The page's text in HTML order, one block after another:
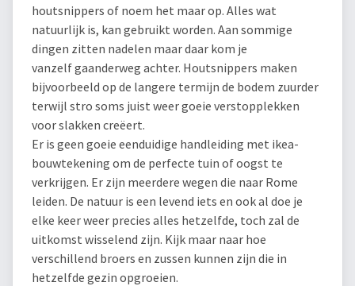
houtsnippers of noem het maar op. Alles wat
natuurlijk is, kan gebruikt worden. Aan sommige
dingen zitten nadelen maar daar kom je
vanzelf gaanderweg achter. Houtsnippers maken
bijvoorbeeld op de langere termijn de bodem zuurder
terwijl stro soms juist weer goeie verstopplekken
voor slakken creëert.
Er is geen goeie eenduidige handleiding met ikea-
bouwtekening om de perfecte tuin of oogst te
verkrijgen. Er zijn meerdere wegen die naar Rome
leiden. De natuur is een levend iets en ook al doe je
elke keer weer precies alles hetzelfde, toch zal de
uitkomst wisselend zijn. Kijk maar naar hoe
verschillend broers en zussen kunnen zijn die in
hetzelfde gezin opgroeien.